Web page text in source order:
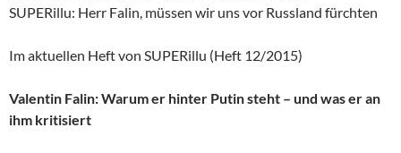
SUPERillu: Herr Falin, müssen wir uns vor Russland fürchten
Im aktuellen Heft von SUPERillu (Heft 12/2015)
Valentin Falin: Warum er hinter Putin steht – und was er an
ihm kritisiert